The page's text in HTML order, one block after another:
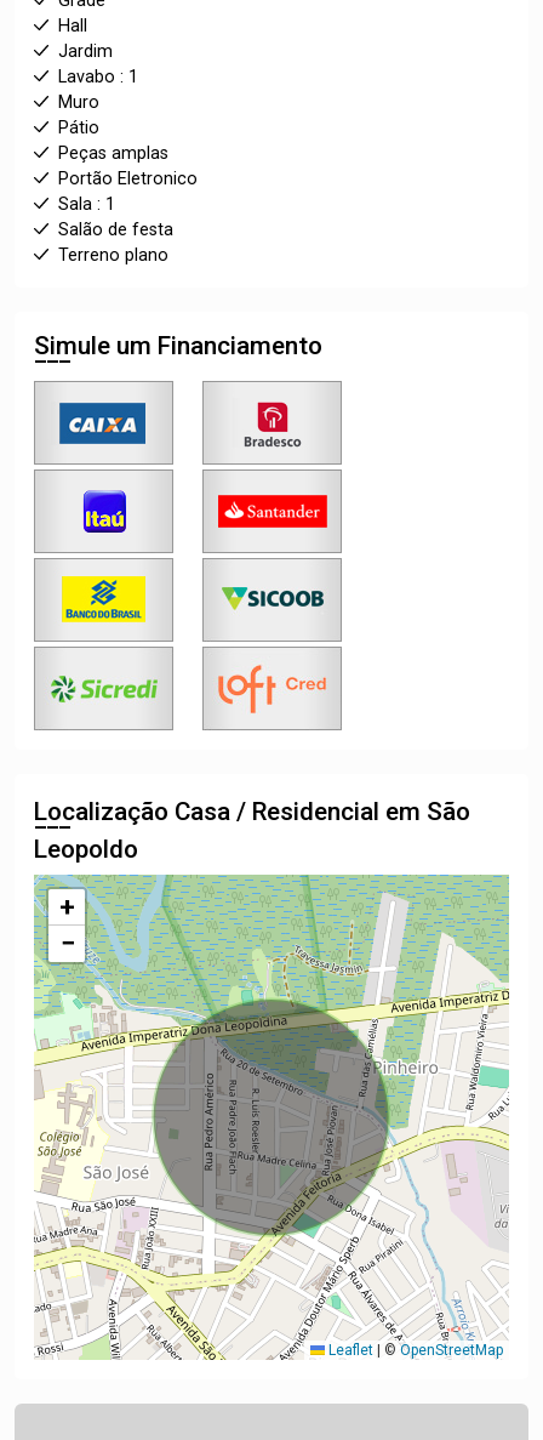
Hall
Jardim
Lavabo : 1
Muro
Pátio
Peças amplas
Portão Eletronico
Sala : 1
Salão de festa
Terreno plano
Simule um Financiamento
Localização Casa / Residencial em São
Leopoldo
+
−
Leaflet | ©OpenStreetMap